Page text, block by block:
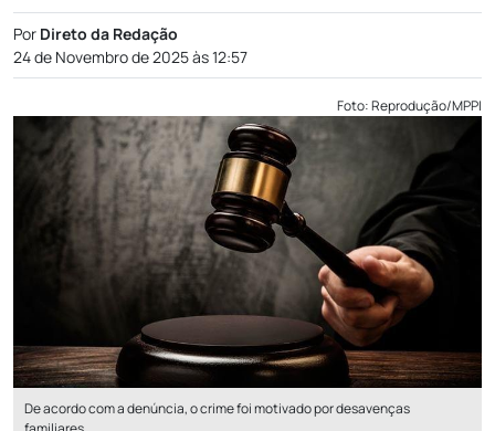
Por Direto da Redação
24 de Novembro de 2025 às 12:57
Foto: Reprodução/MPPI
De acordo com a denúncia, o crime foi motivado por desavenças